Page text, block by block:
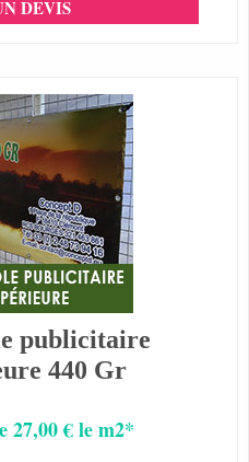
DEVIS
publicitaire
440 Gr
27,00 € le m2*